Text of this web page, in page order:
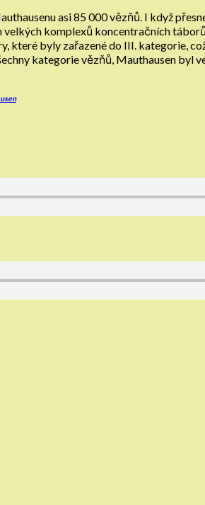
asi 85 000 vězňů. I když
komplexů koncentračních
které byly zařazené do III. kategorie,
kategorie vězňů, Mauthausen byl